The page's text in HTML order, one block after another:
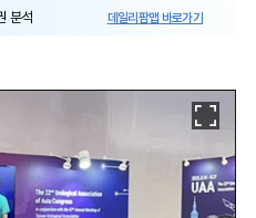
분석 데일리팜맵 바로가기